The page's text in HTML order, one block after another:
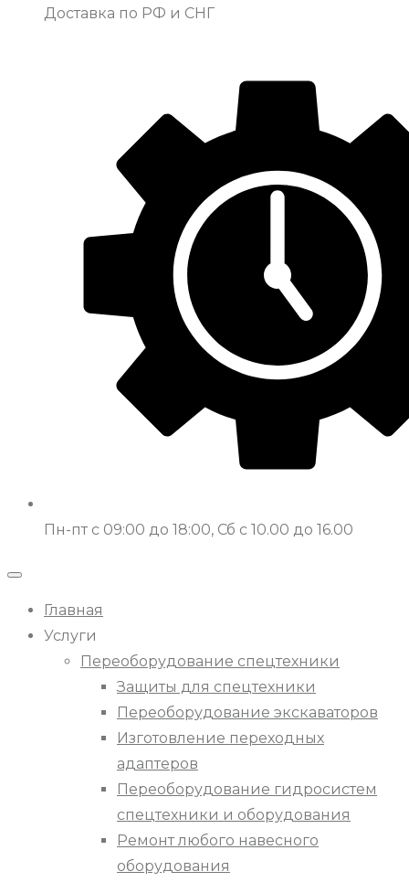
Доставка по РФ и СНГ
Пн-пт с 09:00 до 18:00, Сб с 10.00 до 16.00
Главная
Услуги
Переоборудование спецтехники
Защиты для спецтехники
Переоборудование экскаваторов
Изготовление переходных
адаптеров
Переоборудование гидросистем
спецтехники и оборудования
Ремонт любого навесного
оборудования